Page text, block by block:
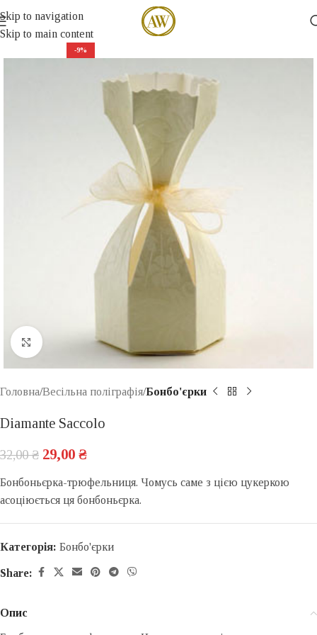
Skip to navigation
Skip to main content
-9%
Click to enlarge
Головна Весільна поліграфія Бонбо'єрки
Diamante Saccolo
32,00₴ 29,00 ₴
Бонбоньєрка-трюфельниця. Чомусь саме з цією цукеркою
асоціюється ця бонбоньєрка.
Категорія: Бонбо'єрки
Share:
Опис